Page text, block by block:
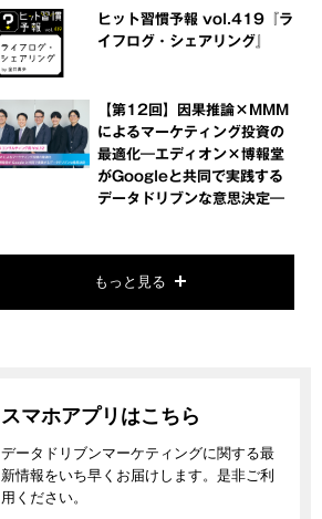
ヒット習慣予報 vol.419『ラ
イフログ・シェアリング』
【第12回】因果推論×MMM
によるマーケティング投資の
最適化―エディオン×博報堂
がGoogleと共同で実践する
データドリブンな意思決定―
もっと見る
スマホアプリはこちら
データドリブンマーケティングに関する最
新情報をいち早くお届けします。是非ご利
用ください。